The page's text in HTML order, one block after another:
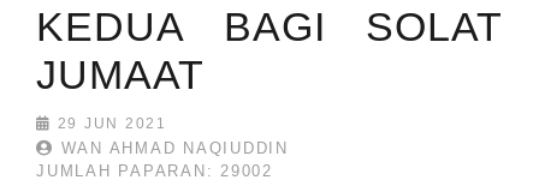
KEDUA BAGI SOLAT
JUMAAT
29 JUN 2021
WAN AHMAD NAQIUDDIN
JUMLAH PAPARAN: 29002